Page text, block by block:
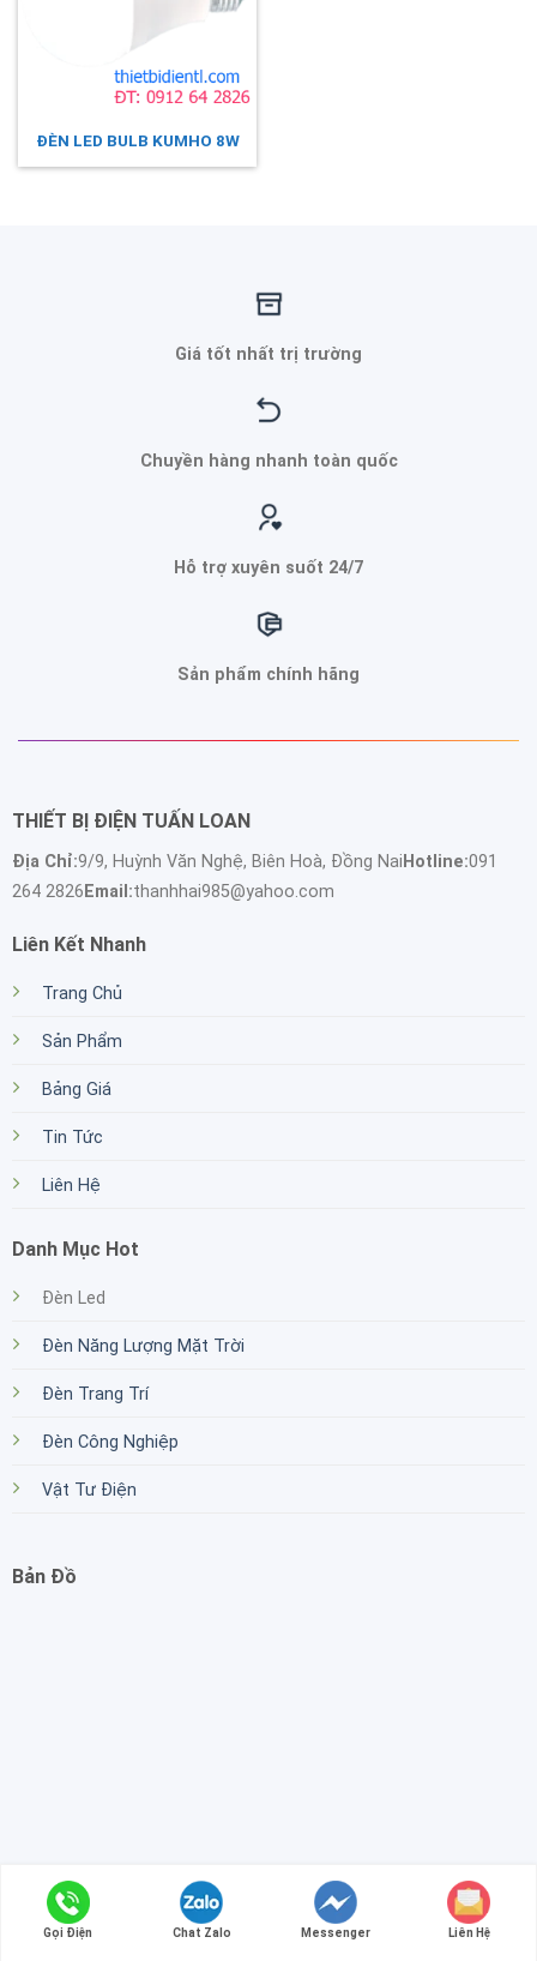
ĐÈN LED BULB KUMHO 8W
Giá tốt nhất trị trường
Chuyền hàng nhanh toàn quốc
Hỗ trợ xuyên suốt 24/7
Sản phẩm chính hãng
THIẾT BỊ ĐIỆN TUẤN LOAN
Địa Chỉ:9/9, Huỳnh Văn Nghệ, Biên Hoà, Đồng NaiHotline:091
264 2826Email:thanhhai985@yahoo.com
Liên Kết Nhanh
Trang Chủ
Sản Phẩm
Bảng Giá
Tin Tức
Liên Hệ
Danh Mục Hot
Đèn Led
Đèn Năng Lượng Mặt Trời
Đèn Trang Trí
Đèn Công Nghiệp
Vật Tư Điện
Bản Đồ
Copyright 2026 © Vnapptech
Gọi Điện Chat Zalo Messenger Liên Hệ